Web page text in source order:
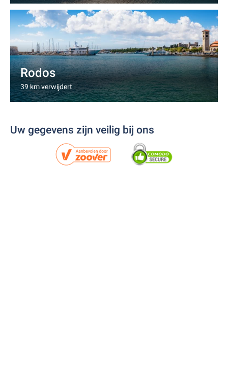
Rodos
39 km verwijdert
Uw gegevens zijn veilig bij ons